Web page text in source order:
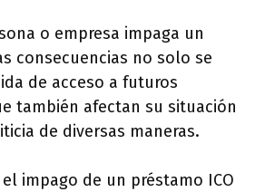
o empresa impaga un
consecuencias no solo se
de acceso a futuros
también afectan su situación
de diversas maneras.
impago de un préstamo ICO